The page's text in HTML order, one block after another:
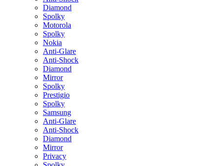
Diamond
Spolky
Motorola
Spolky
Nokia
Anti-Glare
Anti-Shock
Diamond
Mirror
Spolky
Prestigio
Spolky
Samsung
Anti-Glare
Anti-Shock
Diamond
Mirror
Privacy